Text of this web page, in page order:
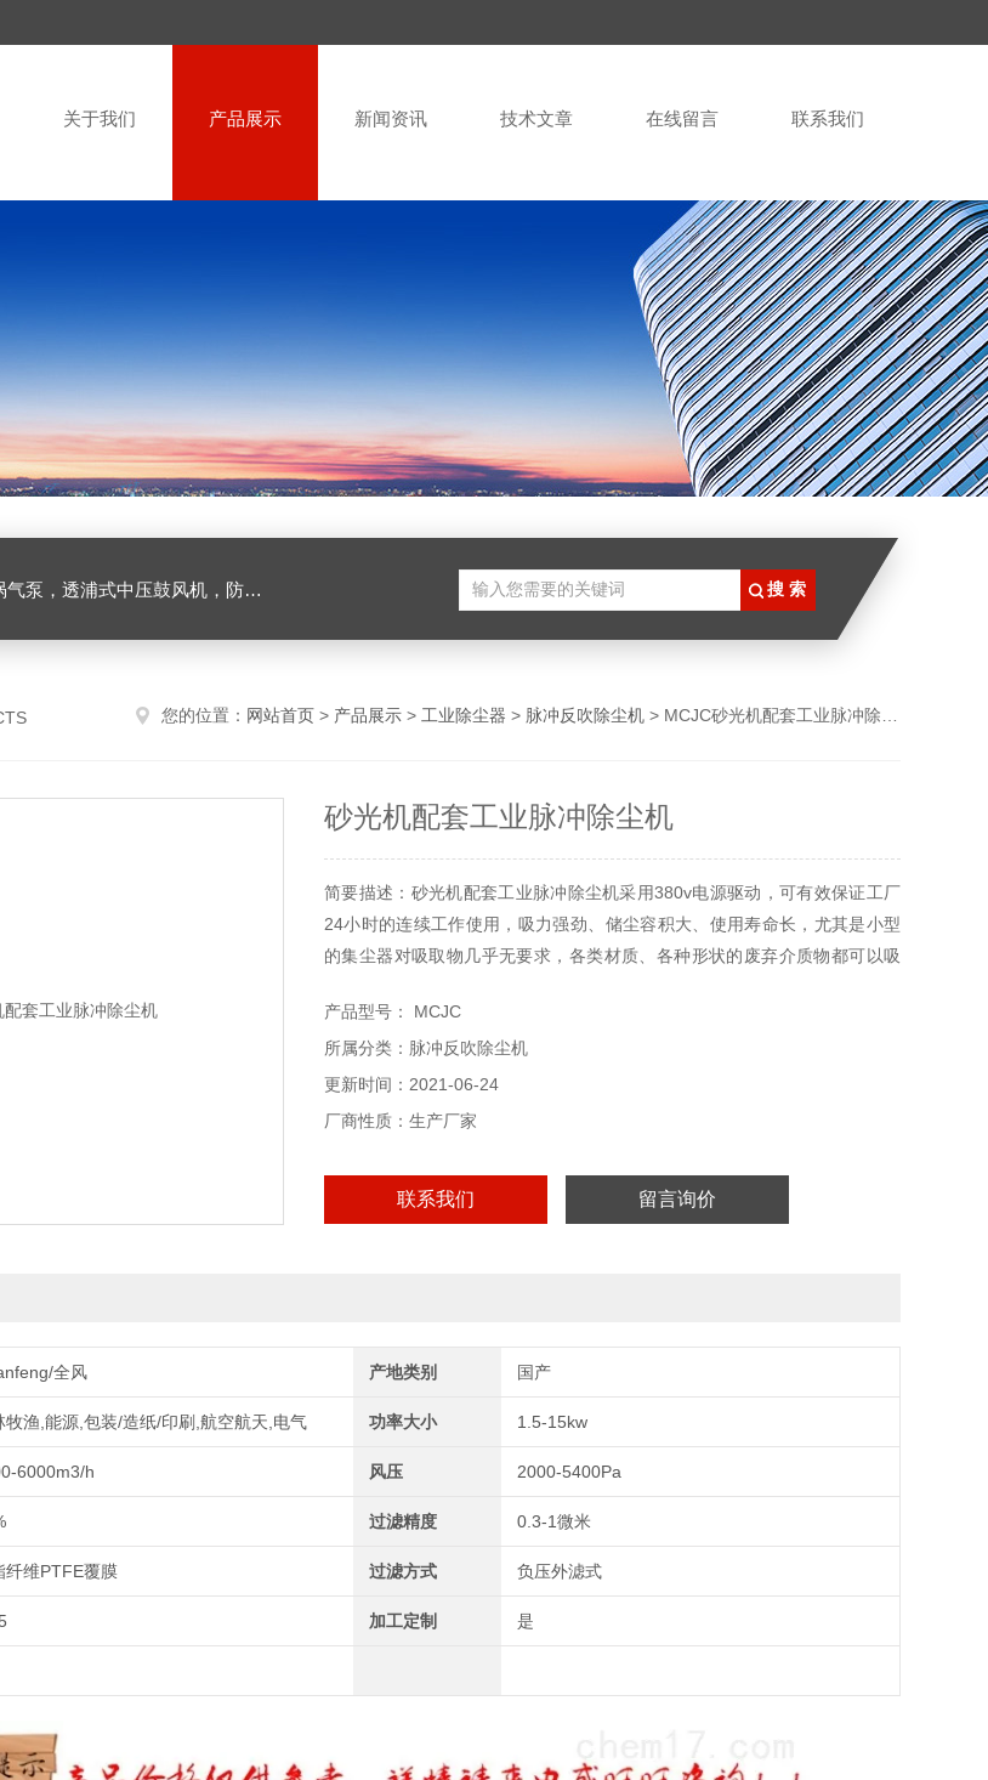
关于我们 产品展示 新闻资讯 技术文章 在线留言 联系我们
除尘器，仟样机，气环式真空泵，耐高温腐鼓风机以及工业风刀等；
您的位置： 网站首页 > 产品展示 > 工业除尘器 > 脉冲反吹除尘机 > MCJC砂光机配套工业脉冲除尘机
砂光机配套工业脉冲除尘机
简要描述：砂光机配套工业脉冲除尘机采用380v电源驱动，可有效保证工厂
24小时的连续工作使用，吸力强劲、储尘容积大、使用寿命长，尤其是小型
的集尘器对吸取物几乎无要求，各类材质、各种形状的废弃介质物都可以吸
体颗粒物，可适用于精细化工、精密机械等行业；
产品型号： MCJC
所属分类：脉冲反吹除尘机
更新时间：2021-06-24
厂商性质：生产厂家
联系我们 留言询价
全风 产地类别 国产
牧渔,能源,包装/造纸/印刷,航空航天,电气 功率大小 1.5-15kw
6000m3/h 风压 2000-5400Pa
过滤精度 0.3-1微米
纤维PTFE覆膜 过滤方式 负压外滤式
加工定制 是